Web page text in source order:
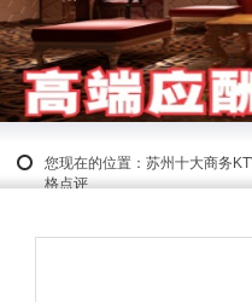
您现在的位置： 苏州十大商务
格点评